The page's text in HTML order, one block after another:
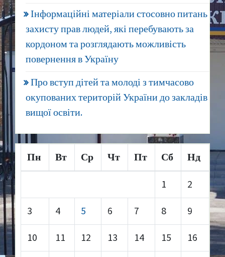
Інформаційні матеріали стосовно питань
захисту прав людей, які перебувають за
кордоном та розглядають можливість
повернення в Україну
Про вступ дітей та молоді з тимчасово
окупованих територій України до закладів
вищої освіти.
Пн Вт Ср Чт Пт Сб Нд
1 2
3 4 5 6 7 8 9
10 11 12 13 14 15 16